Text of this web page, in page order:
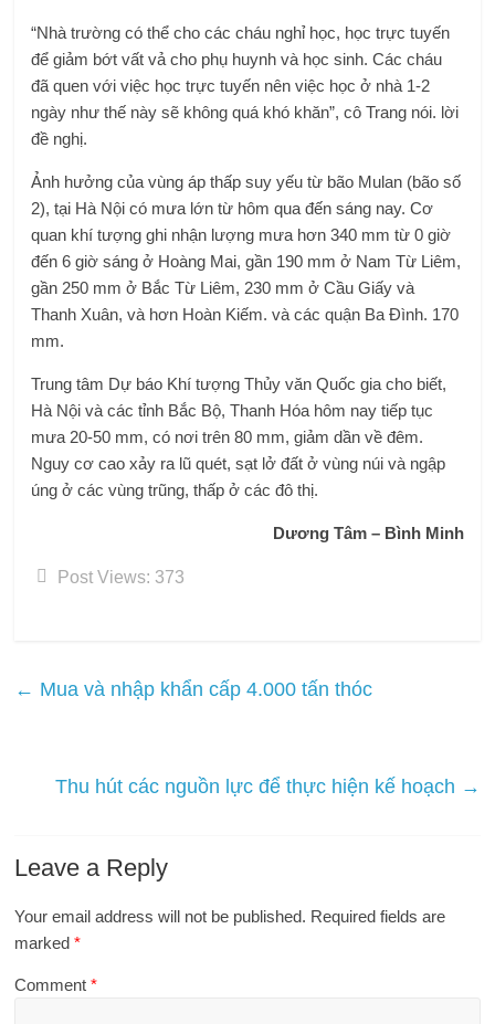
“Nhà trường có thể cho các cháu nghỉ học, học trực tuyến
để giảm bớt vất vả cho phụ huynh và học sinh. Các cháu
đã quen với việc học trực tuyến nên việc học ở nhà 1-2
ngày như thế này sẽ không quá khó khăn”, cô Trang nói. lời
đề nghị.
Ảnh hưởng của vùng áp thấp suy yếu từ bão Mulan (bão số
2), tại Hà Nội có mưa lớn từ hôm qua đến sáng nay. Cơ
quan khí tượng ghi nhận lượng mưa hơn 340 mm từ 0 giờ
đến 6 giờ sáng ở Hoàng Mai, gần 190 mm ở Nam Từ Liêm,
gần 250 mm ở Bắc Từ Liêm, 230 mm ở Cầu Giấy và
Thanh Xuân, và hơn Hoàn Kiếm. và các quận Ba Đình. 170
mm.
Trung tâm Dự báo Khí tượng Thủy văn Quốc gia cho biết,
Hà Nội và các tỉnh Bắc Bộ, Thanh Hóa hôm nay tiếp tục
mưa 20-50 mm, có nơi trên 80 mm, giảm dần về đêm.
Nguy cơ cao xảy ra lũ quét, sạt lở đất ở vùng núi và ngập
úng ở các vùng trũng, thấp ở các đô thị.
Dương Tâm – Bình Minh
Post Views: 373
← Mua và nhập khẩn cấp 4.000 tấn thóc
Thu hút các nguồn lực để thực hiện kế hoạch →
Leave a Reply
Your email address will not be published. Required fields are
marked*
Comment*